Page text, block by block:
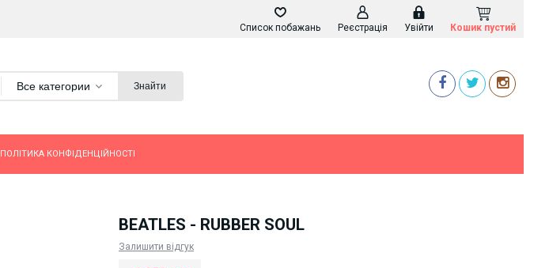
Кошик пустий
Увійти
Реєстрація
Список побажань
Все категории Знайти
ПОЛІТИКА КОНФІДЕНЦІЙНОСТІ
BEATLES - RUBBER SOUL
Залишити відгук